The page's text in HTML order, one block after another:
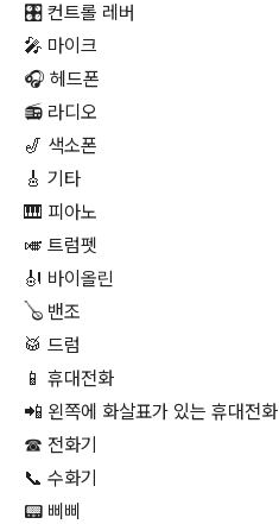
🎛 컨트롤 레버
🎤 마이크
🎧 헤드폰
📻 라디오
🎷 색소폰
🎸 기타
🎹 피아노
🎺 트럼펫
🎻 바이올린
🪕 밴조
🥁 드럼
📱 휴대전화
📲 왼쪽에 화살표가 있는 휴대전화
☎ 전화기
📞 수화기
📟 삐삐